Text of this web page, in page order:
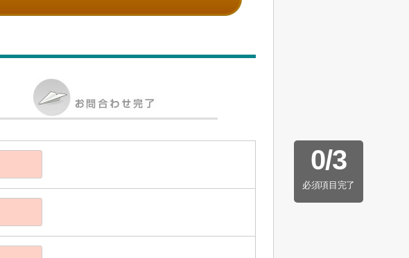
0/3
必須項目完了